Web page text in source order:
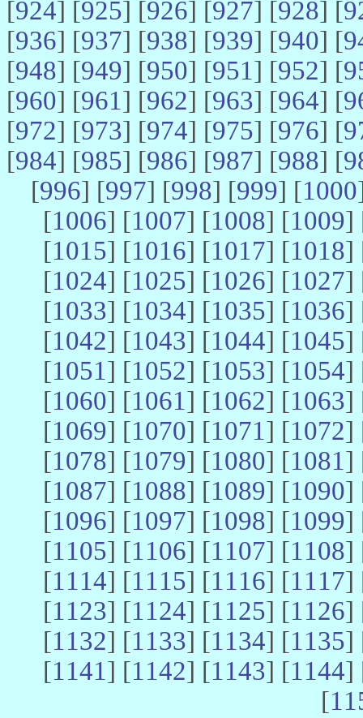
[924] [925] [926] [927] [928] [
[936] [937] [938] [939] [940] [
[948] [949] [950] [951] [952] [
[960] [961] [962] [963] [964] [
[972] [973] [974] [975] [976] [
[984] [985] [986] [987] [988] [
[996] [997] [998] [999] [1000
[1006] [1007] [1008] [1009]
[1015] [1016] [1017] [1018]
[1024] [1025] [1026] [1027]
[1033] [1034] [1035] [1036]
[1042] [1043] [1044] [1045]
[1051] [1052] [1053] [1054]
[1060] [1061] [1062] [1063]
[1069] [1070] [1071] [1072]
[1078] [1079] [1080] [1081]
[1087] [1088] [1089] [1090]
[1096] [1097] [1098] [1099]
[1105] [1106] [1107] [1108]
[1114] [1115] [1116] [1117]
[1123] [1124] [1125] [1126]
[1132] [1133] [1134] [1135]
[1141] [1142] [1143] [1144]
[